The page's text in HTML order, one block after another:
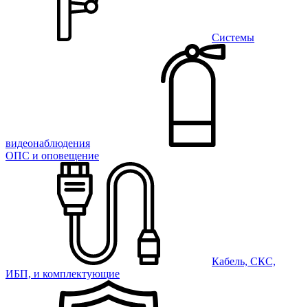
Системы
видеонаблюдения
ОПС и оповещение
Кабель, СКС,
ИБП, и комплектующие